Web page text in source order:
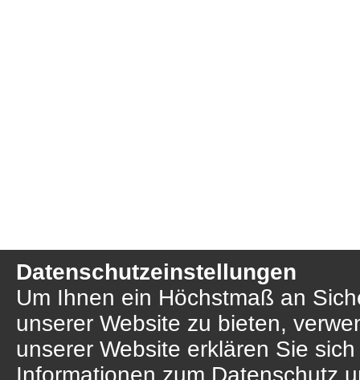
Datenschutzeinstellungen
Um Ihnen ein Höchstmaß an
unserer Website zu bieten,
unserer Website erklären Sie
Informationen zum Datenschutz